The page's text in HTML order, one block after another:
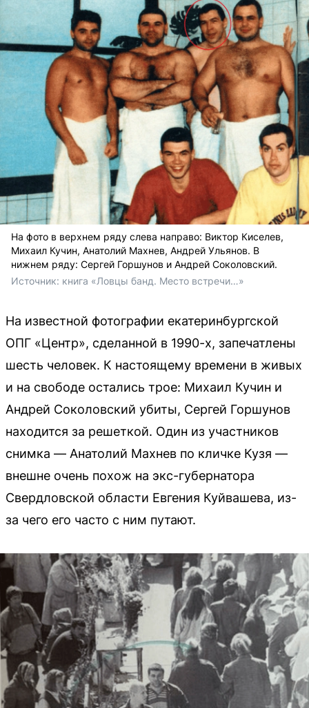
На фото в верхнем ряду слева направо: Виктор Киселев,
Михаил Кучин, Анатолий Махнев, Андрей Ульянов. В
нижнем ряду: Сергей Горшунов и Андрей Соколовский.
Источник: книга «Ловцы банд. Место встречи…»
На известной фотографии екатеринбургской
ОПГ «Центр», сделанной в 1990-х, запечатлены
шесть человек. К настоящему времени в живых
и на свободе остались трое: Михаил Кучин и
Андрей Соколовский убиты, Сергей Горшунов
находится за решеткой. Один из участников
снимка — Анатолий Махнев по кличке Кузя —
внешне очень похож на экс-губернатора
Свердловской области Евгения Куйвашева, из-
за чего его часто с ним путают.